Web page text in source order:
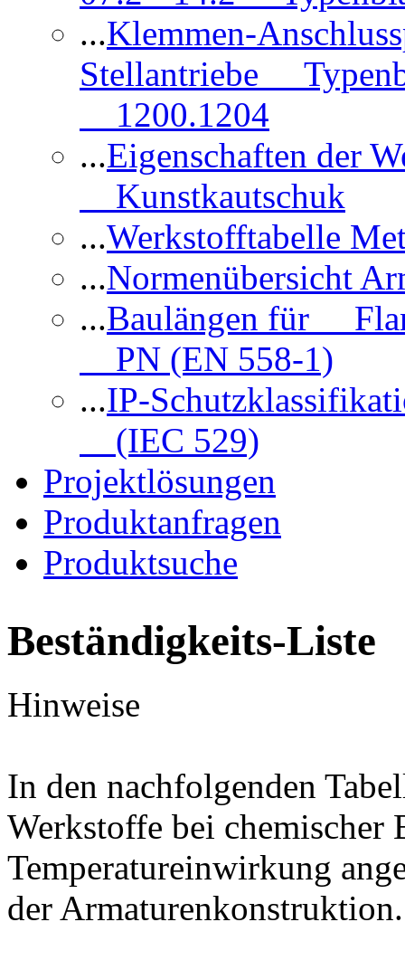
...Klemmen-
Stellantriebe
1200.1204
...Eigenschaften der
Kunstkautschuk
...Werkstofftabelle
...Normenübersicht
...Baulängen für
PN (EN 558-1)
...IP-
(IEC 529)
Projektlösungen
Produktanfragen
Produktsuche
Beständigkeits-Liste
Hinweise
In den nachfolgenden
Werkstoffe bei chemischer
Temperatureinwirkung
der Armaturenkonstruktion.